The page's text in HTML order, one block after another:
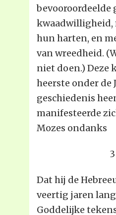
bevooroordeelde
kwaadwilligheid,
hun harten, en
van wreedheid.
niet doen.) Deze
heerste onder de
geschiedenis
manifesteerde
Mozes ondanks
3
Dat hij de
veertig jaren
Goddelijke